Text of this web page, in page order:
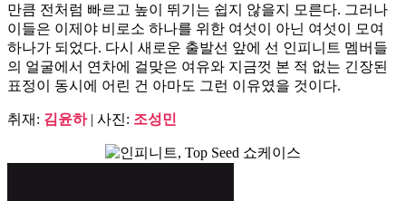
만큼 전처럼 빠르고 높이 뛰기는 쉽지 않을지 모른다. 그러나
이들은 이제야 비로소 하나를 위한 여섯이 아닌 여섯이 모여
하나가 되었다. 다시 새로운 출발선 앞에 선 인피니트 멤버들
의 얼굴에서 연차에 걸맞은 여유와 지금껏 본 적 없는 긴장된
표정이 동시에 어린 건 아마도 그런 이유였을 것이다.
취재: 김윤하| 사진: 조성민